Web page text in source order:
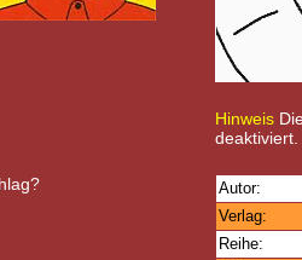
Hinweis
deaktiviert.
Autor:
Verlag:
Reihe: